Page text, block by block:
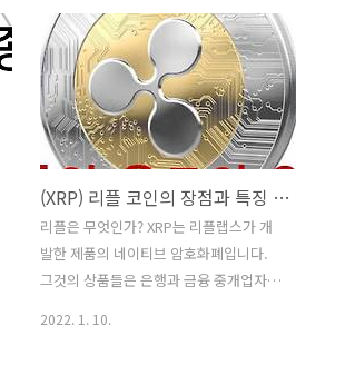
(XRP) 리플 코인의 장점과 특징 알아보기
리플은 무엇인가? XRP는 리플랩스가 개
발한 제품의 네이티브 암호화폐입니다.
그것의 상품들은 은행과 금융 중개업자들
2022. 1. 10.